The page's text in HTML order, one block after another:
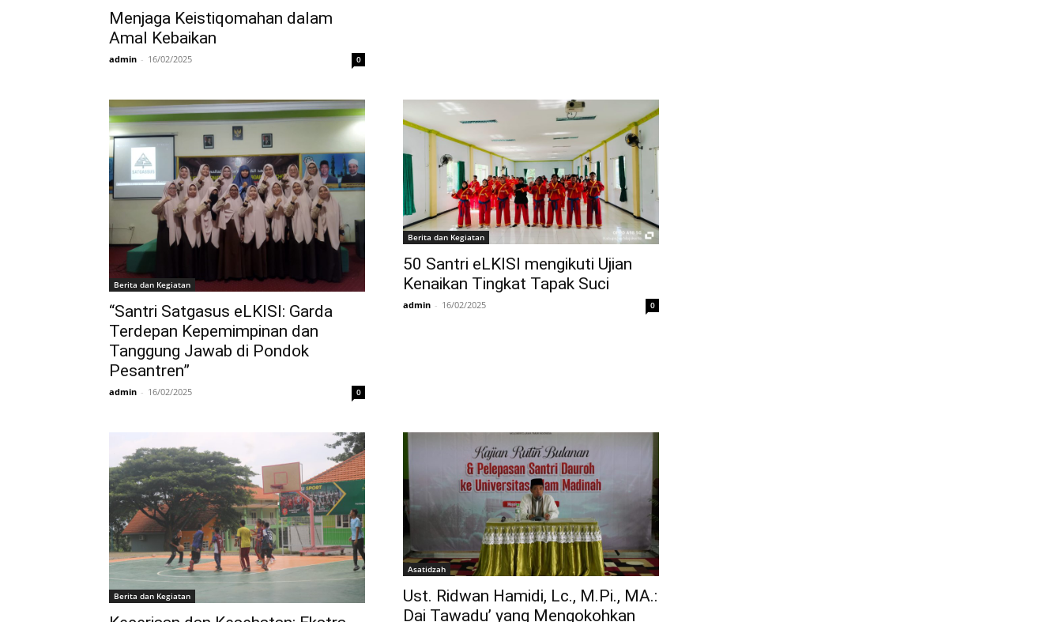
Menjaga Keistiqomahan dalam
Amal Kebaikan
admin - 16/02/2025 0
Berita dan Kegiatan
“Santri Satgasus eLKISI: Garda
Terdepan Kepemimpinan dan
Tanggung Jawab di Pondok
Pesantren”
admin - 16/02/2025 0
Berita dan Kegiatan
50 Santri eLKISI mengikuti Ujian
Kenaikan Tingkat Tapak Suci
admin - 16/02/2025 0
Berita dan Kegiatan
Asatidzah
Ust. Ridwan Hamidi, Lc., M.Pi., MA.:
Dai Tawadu’ yang Mengokohkan